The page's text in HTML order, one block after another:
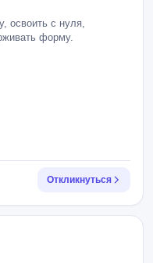
освоить с нуля,
форму.
Откликнуться